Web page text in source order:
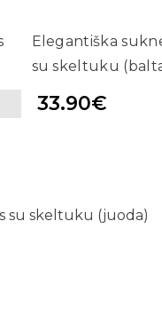
Elegantiška
su skeltuku
33.90€
su skeltuku (juoda)